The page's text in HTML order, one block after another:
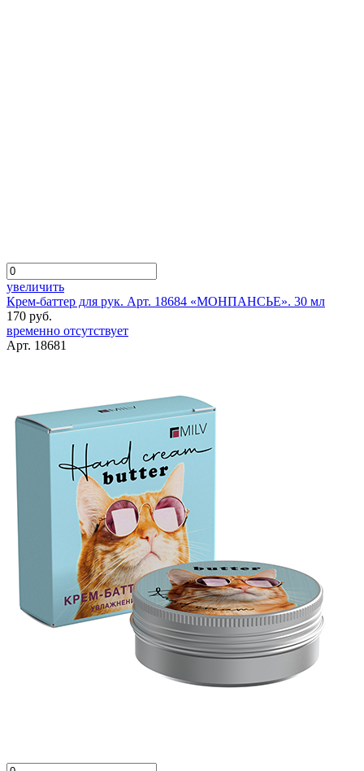
увеличить
Крем-баттер для рук. Арт. 18684 «МОНПАНСЬЕ». 30 мл
170 руб.
временно отсутствует
Арт. 18681